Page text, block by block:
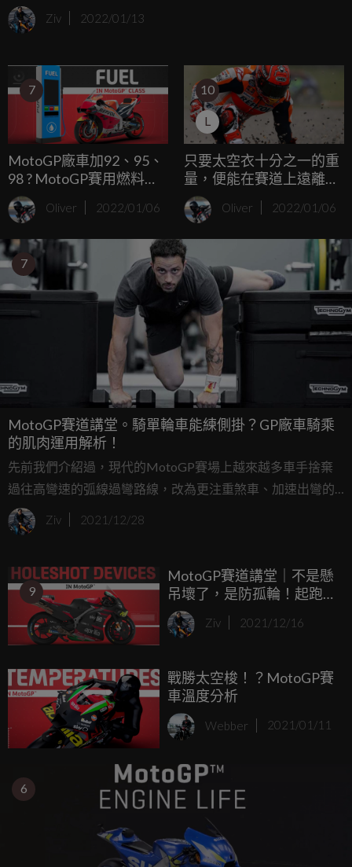
Marquez外星人級救車之外，其實在眨眼頻率上MotoGP車
手也比平常人低了許多，近日義大利製藥公司Sifi與LCR車隊
Ziv 2022/01/13
7
MotoGP廠車加92、95、
98 ? MotoGP賽用燃料簡
介
Oliver 2022/01/06
10
L
只要太空衣十分之一的重
量，便能在賽道上遠離皮
肉之痛。MotoGP 車手人
身部品簡介
Oliver 2022/01/06
7
MotoGP賽道講堂。騎單輪車能練側掛？GP廠車騎乘
的肌肉運用解析！
先前我們介紹過，現代的MotoGP賽場上越來越多車手捨棄
過往高彎速的弧線過彎路線，改為更注重煞車、加速出彎的
折線過彎路線，面對高強度的重煞、側掛和加速出彎時，車
手們必須擁有更強壯的肌肉來支撐，今天就要來和大家介
Ziv 2021/12/28
9
MotoGP賽道講堂｜不是懸
吊壞了，是防孤輪！起跑
裝置如何幫助車手快速起
跑
Ziv 2021/12/16
戰勝太空梭！？MotoGP賽
車溫度分析
Webber 2021/01/11
6